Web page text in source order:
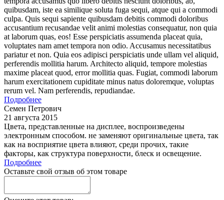
quibusdam, iste ea similique soluta fuga sequi, atque qui a commodi
culpa. Quis sequi sapiente quibusdam debitis commodi doloribus
accusantium recusandae velit animi molestias consequatur, non quia
at laborum quas, eos! Esse perspiciatis assumenda placeat quia,
voluptates nam amet tempora non odio. Accusamus necessitatibus
pariatur et non. Quia eos adipisci perspiciatis unde ullam vel aliquid,
perferendis mollitia harum. Architecto aliquid, tempore molestias
maxime placeat quod, error mollitia quas. Fugiat, commodi laborum
harum exercitationem cupiditate minus natus doloremque, voluptas
rerum vel. Nam perferendis, repudiandae.
Подробнее
Семен Петрович
21 августа 2015
Цвета, представленные на дисплее, воспроизведены
электронным способом. не заменяют оригинальные цвета, так
как на восприятие цвета влияют, среди прочих, такие
факторы, как структура поверхности, блеск и освещение.
Подробнее
Оставьте свой отзыв об этом товаре